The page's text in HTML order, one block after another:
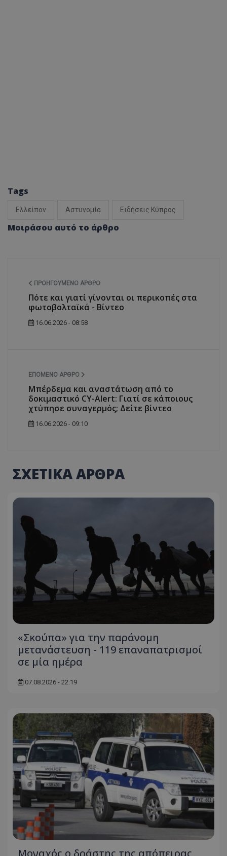
Tags
Ελλείπον Αστυνομία Ειδήσεις Κύπρος
Μοιράσου αυτό το άρθρο
ΠΡΟΗΓΟΎΜΕΝΟ ΆΡΘΡΟ
Πότε και γιατί γίνονται οι περικοπές στα
φωτοβολταϊκά - Βίντεο
16.06.2026 - 08:58
ΕΠΌΜΕΝΟ ΆΡΘΡΟ
Μπέρδεμα και αναστάτωση από το
δοκιμαστικό CY-Alert: Γιατί σε κάποιους
χτύπησε συναγερμός; Δείτε βίντεο
16.06.2026 - 09:10
ΣΧΕΤΙΚΑ ΑΡΘΡΑ
«Σκούπα» για την παράνομη
μετανάστευση - 119 επαναπατρισμοί
σε μία ημέρα
07.08.2026 - 22:19
Μοναχός ο δράστης της απόπειρας